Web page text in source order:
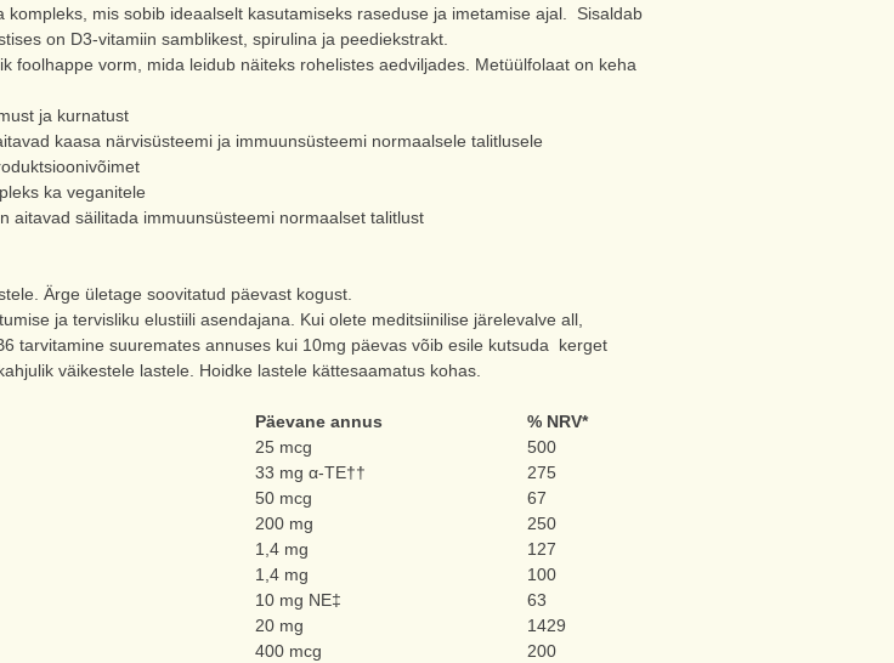
mis sobib ideaalselt kasutamiseks raseduse ja imetamise ajal. Sisaldab
on D3-vitamiin samblikest, spirulina ja peediekstrakt.
foolhappe vorm, mida leidub näiteks rohelistes aedviljades. Metüülfolaat on keha
ja kurnatust
kaasa närvisüsteemi ja immuunsüsteemi normaalsele talitlusele
ka veganitele
aitavad säilitada immuunsüsteemi normaalset talitlust
Ärge ületage soovitatud päevast kogust.
ja tervisliku elustiili asendajana. Kui olete meditsiinilise järelevalve all,
tarvitamine suuremates annuses kui 10mg päevas võib esile kutsuda kerget
väikestele lastele. Hoidke lastele kättesaamatus kohas.
Päevane annus
% NRV*
25 mcg
500
33 mg α-TE††
275
50 mcg
67
200 mg
250
1,4 mg
127
1,4 mg
100
10 mg NE‡
63
20 mg
1429
400 mcg
200